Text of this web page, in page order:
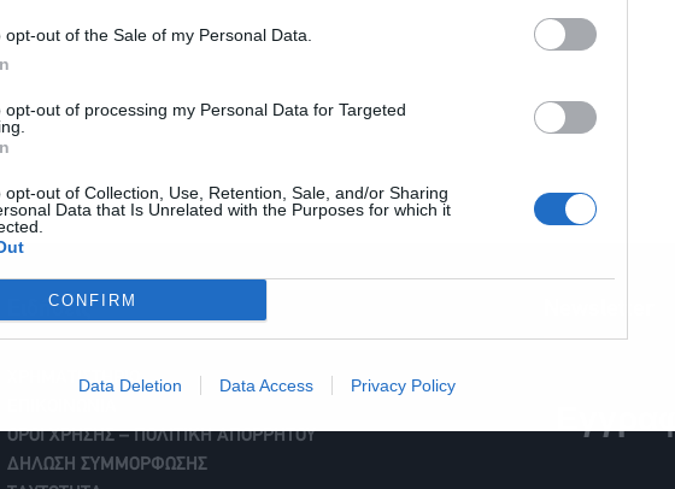
opt-out of the Sale of my Personal Data.
opt-out of processing my Personal Data for Targeted
opt-out of Collection, Use, Retention, Sale, and/or Sharing
Data that Is Unrelated with the Purposes for which it
CONFIRM
Data Deletion Data Access Privacy Policy
Ειδήσεις
ΧΡΗΜΑΤΙΣΤΗΡΙΟ
ΟΡΟΙ ΧΡΗΣΗΣ – ΠΟΛΙΤΙΚΗ ΑΠΟΡΡΗΤΟΥ
ΔΗΛΩΣΗ ΣΥΜΜΟΡΦΩΣΗΣ